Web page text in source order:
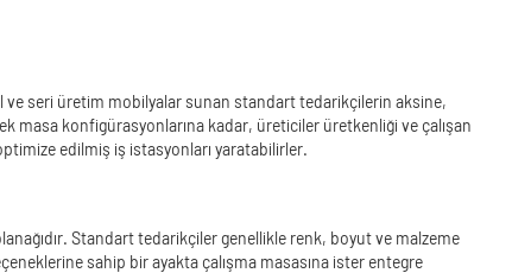
ve seri üretim mobilyalar sunan standart tedarikçilerin aksine,
masa konfigürasyonlarına kadar, üreticiler üretkenliği ve çalışan
edilmiş iş istasyonları yaratabilirler.
Standart tedarikçiler genellikle renk, boyut ve malzeme
sahip bir ayakta çalışma masasına ister entegre